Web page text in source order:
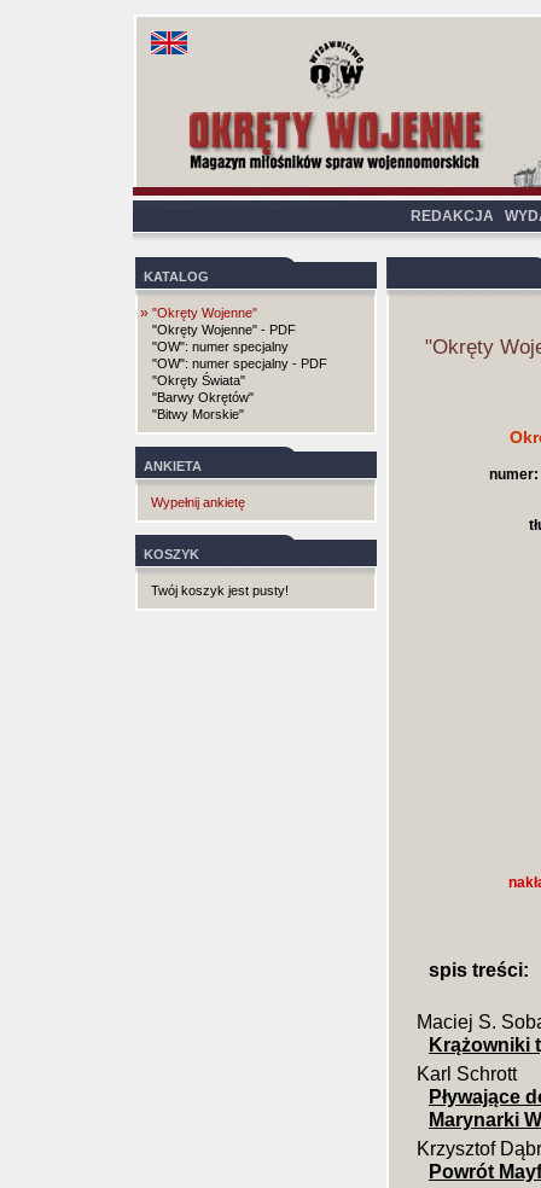
REDAKCJA
KATALOG
» "Okręty Wojenne"
"Okręty Wojenne" - PDF
"OW": numer specjalny
"OW": numer specjalny - PDF
"Okręty Świata"
"Barwy Okrętów"
"Bitwy Morskie"
ANKIETA
Wypełnij ankietę
KOSZYK
Twój koszyk jest pusty!
"Okręty
numer:
spis treści:
Maciej S.
Krążowniki
Karl Schrott
Pływające
Marynarki
Krzysztof
Powrót